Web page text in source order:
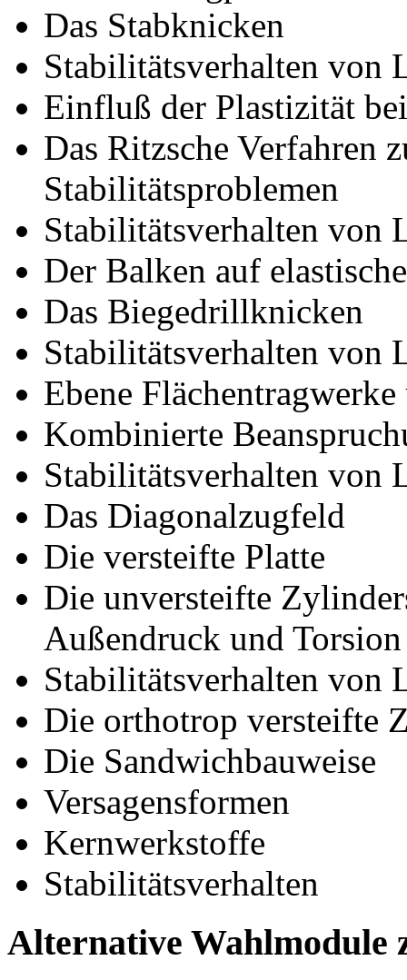
Das Stabknicken
Stabilitätsverhalten von
Einfluß der Plastizität
Das Ritzsche Verfahren
Stabilitätsproblemen
Stabilitätsverhalten von
Der Balken auf
Das Biegedrillknicken
Stabilitätsverhalten von
Ebene
Kombinierte
Stabilitätsverhalten von
Das Diagonalzugfeld
Die versteifte Platte
Die unversteifte
Außendruck und Torsion
Stabilitätsverhalten von
Die orthotrop versteifte
Die Sandwichbauweise
Versagensformen
Kernwerkstoffe
Stabilitätsverhalten
Alternative Wahlmodule